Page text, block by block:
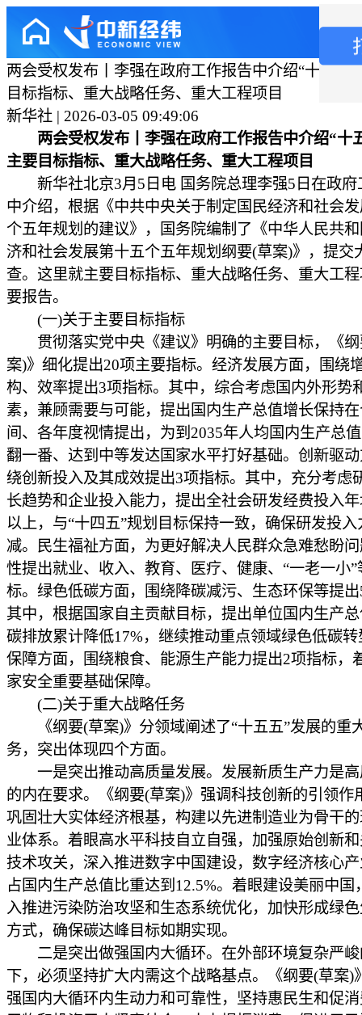
两会受权发布丨李强在政府工作报告中介绍“十五五
目标指标、重大战略任务、重大工程项目
新华社 | 2026-03-05 09:49:06
两会受权发布丨李强在政府工作报告中介绍“十
主要目标指标、重大战略任务、重大工程项目
新华社北京3月5日电 国务院总理李强5日在政府
中介绍，根据《中共中央关于制定国民经济和社会
个五年规划的建议》，国务院编制了《中华人民共
济和社会发展第十五个五年规划纲要(草案)》，提交
查。这里就主要目标指标、重大战略任务、重大工
要报告。
(一)关于主要目标指标
贯彻落实党中央《建议》明确的主要目标，《纲
案)》细化提出20项主要指标。经济发展方面，围绕
构、效率提出3项指标。其中，综合考虑国内外形势
素，兼顾需要与可能，提出国内生产总值增长保持
间、各年度视情提出，为到2035年人均国内生产总
翻一番、达到中等发达国家水平打好基础。创新驱
绕创新投入及其成效提出3项指标。其中，充分考虑
长趋势和企业投入能力，提出全社会研发经费投入
以上，与“十四五”规划目标保持一致，确保研发投入
减。民生福祉方面，为更好解决人民群众急难愁盼
性提出就业、收入、教育、医疗、健康、“一老一小”
标。绿色低碳方面，围绕降碳减污、生态环保等提
其中，根据国家自主贡献目标，提出单位国内生产
碳排放累计降低17%，继续推动重点领域绿色低碳
保障方面，围绕粮食、能源生产能力提出2项指标，
家安全重要基础保障。
(二)关于重大战略任务
《纲要(草案)》分领域阐述了“十五五”发展的重
务，突出体现四个方面。
一是突出推动高质量发展。发展新质生产力是高
的内在要求。《纲要(草案)》强调科技创新的引领作
巩固壮大实体经济根基，构建以先进制造业为骨干
业体系。着眼高水平科技自立自强，加强原始创新
技术攻关，深入推进数字中国建设，数字经济核心
占国内生产总值比重达到12.5%。着眼建设美丽中国
入推进污染防治攻坚和生态系统优化，加快形成绿
方式，确保碳达峰目标如期实现。
二是突出做强国内大循环。在外部环境复杂严峻
下，必须坚持扩大内需这个战略基点。《纲要(草案)
强国内大循环内生动力和可靠性，坚持惠民生和促